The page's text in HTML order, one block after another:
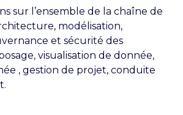
sur l’ensemble de la chaîne de
modélisation,
et sécurité des
visualisation de donnée,
, gestion de projet, conduite